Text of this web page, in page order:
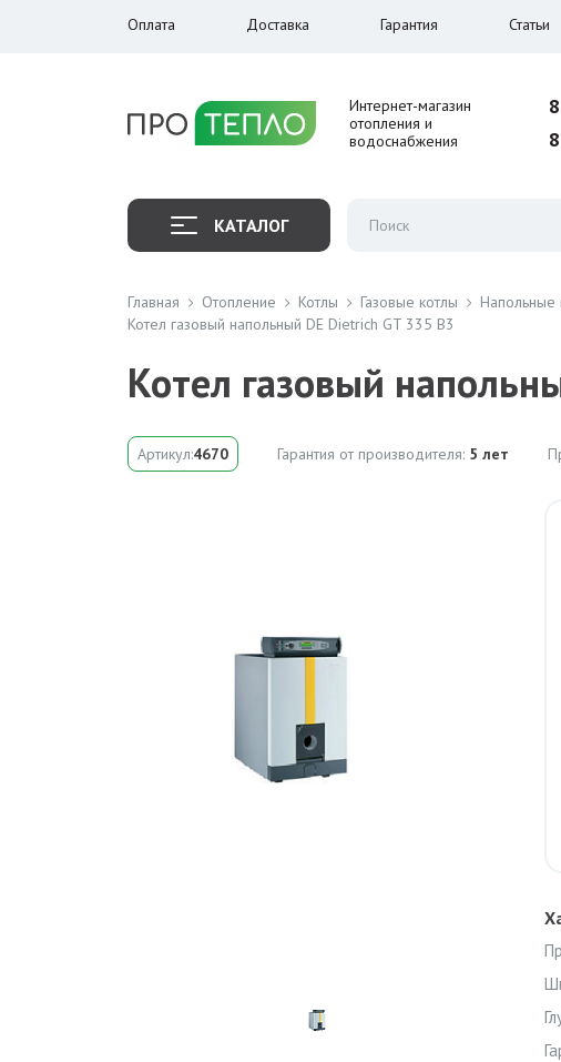
Оплата Доставка Гарантия Статьи
Интернет-магазин
отопления и
водоснабжения
КАТАЛОГ
Главная Отопление Котлы Газовые котлы Напольные
Котел газовый напольный DE Dietrich GT 335 B3
Котел газовый
Артикул:4670 Гарантия от производителя: 5 лет